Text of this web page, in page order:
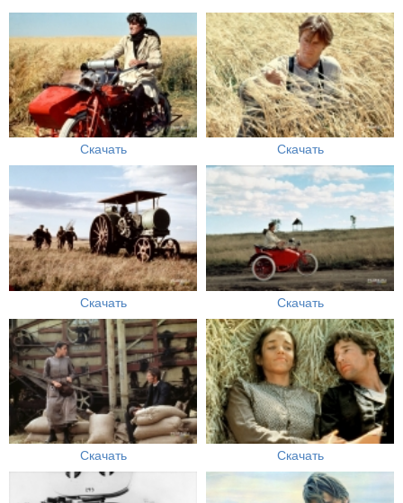
Скачать Скачать
Скачать Скачать
Скачать Скачать